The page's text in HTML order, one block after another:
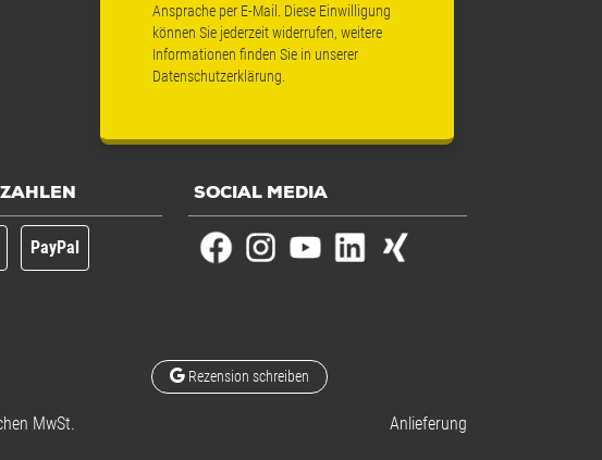
Ansprache per E-Mail. Diese Einwilligung
können Sie jederzeit widerrufen, weitere
Informationen finden Sie in unserer
Datenschutzerklärung
PayPal
SOCIAL MEDIA
Rezension schreiben
MwSt. Anlieferung